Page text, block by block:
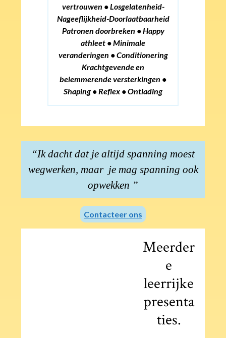
vertrouwen • Losgelatenheid-
Nageeflijkheid-Doorlaatbaarheid
Patronen doorbreken • Happy
athleet • Minimale
veranderingen • Conditionering
Krachtgevende en
belemmerende versterkingen •
Shaping • Reflex • Ontlading
“Ik dacht dat je altijd spanning moest
wegwerken, maar je mag spanning ook
opwekken ”
Contacteer ons
Meerder
e
leerrijke
presenta
ties.